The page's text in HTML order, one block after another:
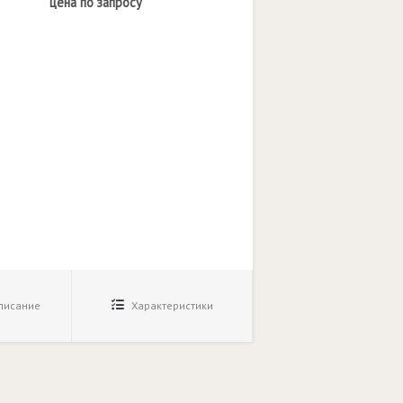
Характеристики